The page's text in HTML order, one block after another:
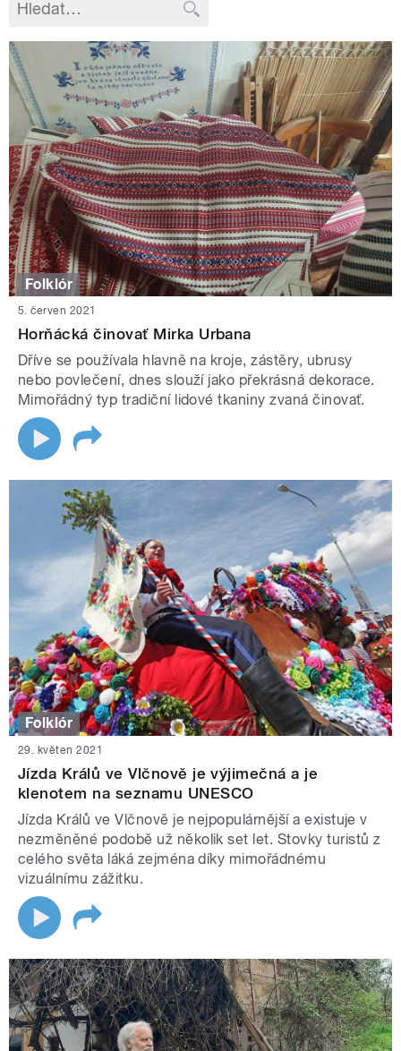
Folklór
5. červen 2021
Horňácká činovať Mirka Urbana
Dříve se používala hlavně na kroje, zástěry, ubrusy
nebo povlečení, dnes slouží jako překrásná dekorace.
Mimořádný typ tradiční lidové tkaniny zvaná činovať.
Folklór
29. květen 2021
Jízda Králů ve Vlčnově je výjimečná a je
klenotem na seznamu UNESCO
Jízda Králů ve Vlčnově je nejpopulárnější a existuje v
nezměněné podobě už několik set let. Stovky turistů z
celého světa láká zejména díky mimořádnému
vizuálnímu zážitku.